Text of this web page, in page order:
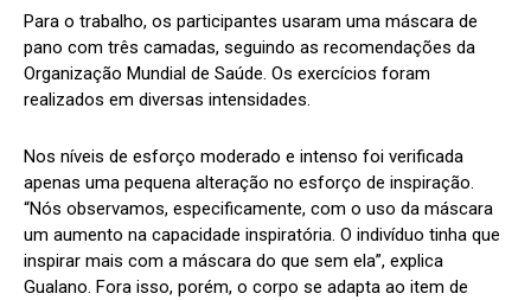
Para o trabalho, os participantes usaram uma máscara de
pano com três camadas, seguindo as recomendações da
Organização Mundial de Saúde. Os exercícios foram
realizados em diversas intensidades.
Nos níveis de esforço moderado e intenso foi verificada
apenas uma pequena alteração no esforço de inspiração.
“Nós observamos, especificamente, com o uso da máscara
um aumento na capacidade inspiratória. O indivíduo tinha que
inspirar mais com a máscara do que sem ela”, explica
Gualano. Fora isso, porém, o corpo se adapta ao item de